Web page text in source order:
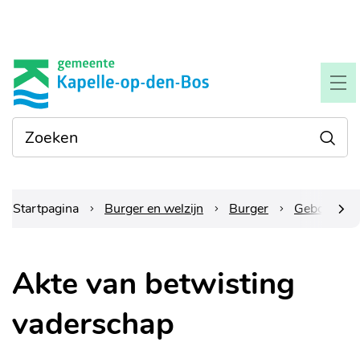
Gemeente
Kapelle-
op-
den-
Waarmee
kunnen
we je
Startpagina Burger en welzijn Burger Geboorte
Akte van betwisting
vaderschap